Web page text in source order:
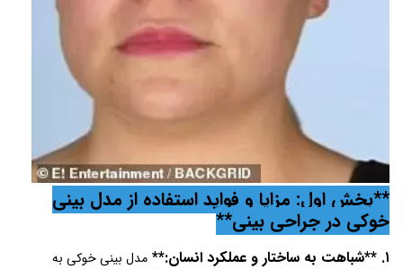
**بخش اول: مزایا و فواید استفاده از مدل بینی
خوکی در جراحی بینی**
۱. **شباهت به ساختار و عملکرد انسان:**
مدل بینی خوکی به